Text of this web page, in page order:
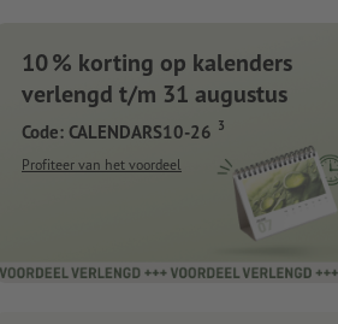
10 % korting op kalenders
verlengd t/m 31 augustus
Code: CALENDARS10-26 3
Profiteer van het voordeel